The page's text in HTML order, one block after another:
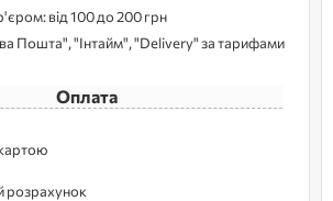
від 100 до 200 грн
Пошта", "Інтайм", "Delivery" за тарифами
Оплата
розрахунок